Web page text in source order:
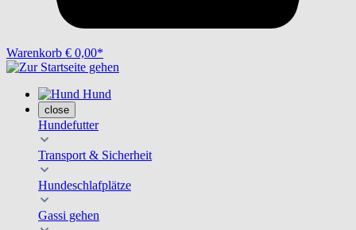
Warenkorb € 0,00*
Hund
close
Hundefutter
Transport & Sicherheit
Hundeschlafplätze
Gassi gehen